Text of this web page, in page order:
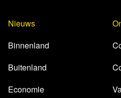
Nieuws
Binnenland
Buitenland
Economie